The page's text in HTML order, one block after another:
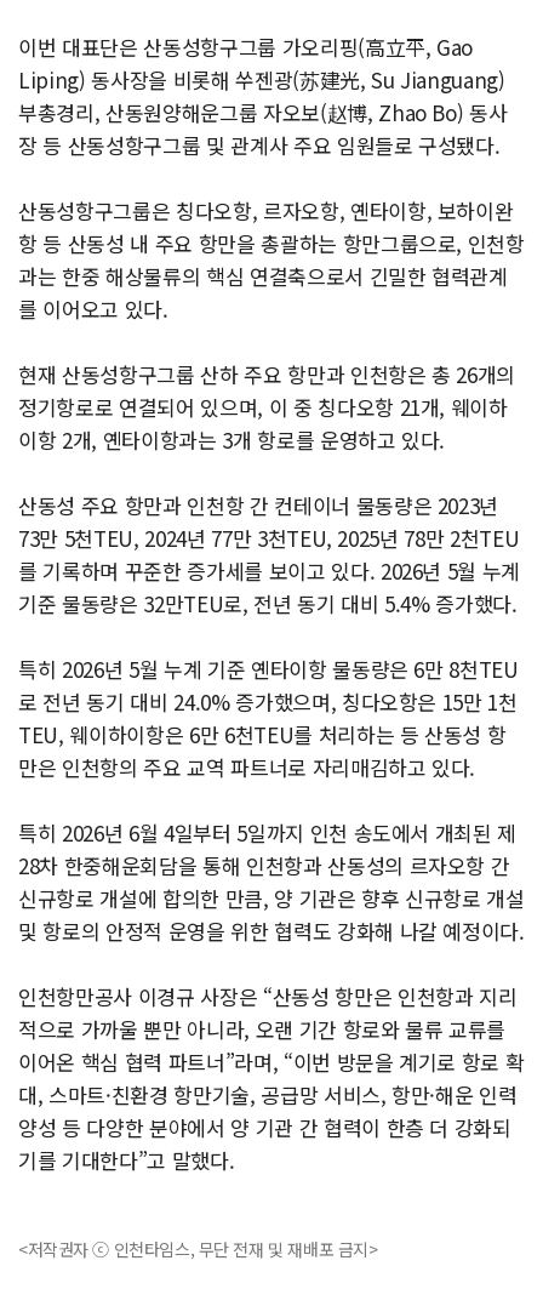
이번 대표단은 산동성항구그룹 가오리핑(高立平, Gao
Liping) 동사장을 비롯해 쑤젠광(苏建光, Su Jianguang)
부총경리, 산동원양해운그룹 자오보(赵博, Zhao Bo) 동사
장 등 산동성항구그룹 및 관계사 주요 임원들로 구성됐다.
산동성항구그룹은 칭다오항, 르자오항, 옌타이항, 보하이완
항 등 산동성 내 주요 항만을 총괄하는 항만그룹으로, 인천항
과는 한중 해상물류의 핵심 연결축으로서 긴밀한 협력관계
를 이어오고 있다.
현재 산동성항구그룹 산하 주요 항만과 인천항은 총 26개의
정기항로로 연결되어 있으며, 이 중 칭다오항 21개, 웨이하
이항 2개, 옌타이항과는 3개 항로를 운영하고 있다.
산동성 주요 항만과 인천항 간 컨테이너 물동량은 2023년
73만 5천TEU, 2024년 77만 3천TEU, 2025년 78만 2천TEU
를 기록하며 꾸준한 증가세를 보이고 있다. 2026년 5월 누계
기준 물동량은 32만TEU로, 전년 동기 대비 5.4% 증가했다.
특히 2026년 5월 누계 기준 옌타이항 물동량은 6만 8천TEU
로 전년 동기 대비 24.0% 증가했으며, 칭다오항은 15만 1천
TEU, 웨이하이항은 6만 6천TEU를 처리하는 등 산동성 항
만은 인천항의 주요 교역 파트너로 자리매김하고 있다.
특히 2026년 6월 4일부터 5일까지 인천 송도에서 개최된 제
28차 한중해운회담을 통해 인천항과 산동성의 르자오항 간
신규항로 개설에 합의한 만큼, 양 기관은 향후 신규항로 개설
및 항로의 안정적 운영을 위한 협력도 강화해 나갈 예정이다.
인천항만공사 이경규 사장은 “산동성 항만은 인천항과 지리
적으로 가까울 뿐만 아니라, 오랜 기간 항로와 물류 교류를
이어온 핵심 협력 파트너”라며, “이번 방문을 계기로 항로 확
대, 스마트·친환경 항만기술, 공급망 서비스, 항만·해운 인력
양성 등 다양한 분야에서 양 기관 간 협력이 한층 더 강화되
기를 기대한다”고 말했다.
<저작권자 ⓒ 인천타임스, 무단 전재 및 재배포 금지>